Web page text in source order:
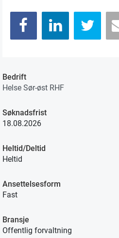
Bedrift
Helse Sør-øst RHF
Søknadsfrist
18.08.2026
Heltid/Deltid
Heltid
Ansettelsesform
Fast
Bransje
Offentlig forvaltning